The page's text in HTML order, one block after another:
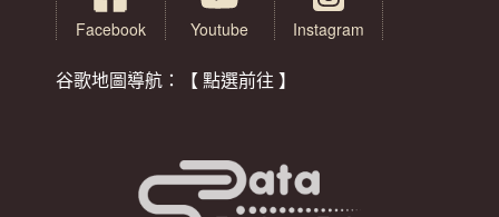
Facebook Youtube Instagram
谷歌地圖導航：【 點選前往 】